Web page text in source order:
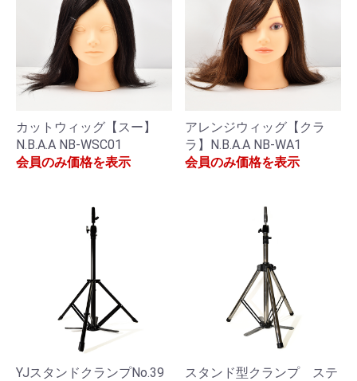
カットウィッグ【スー】
N.B.A.A NB-WSC01
会員のみ価格を表示
アレンジウィッグ【クラ
ラ】N.B.A.A NB-WA1
会員のみ価格を表示
YJスタンドクランプNo.39
スタンド型クランプ ステ